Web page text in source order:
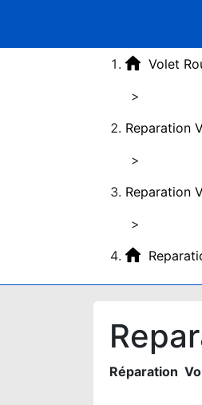
Volet
>
Reparation
>
Reparation
>
Réparation